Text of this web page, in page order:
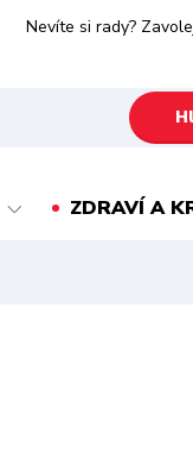
Nevíte si rady?
ZDRAVÍ A